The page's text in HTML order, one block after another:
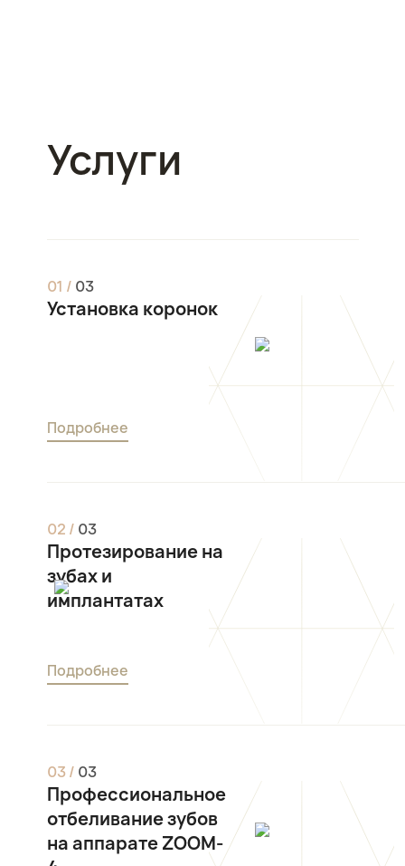
Услуги
01 / 03
Установка коронок
Подробнее
02 / 03
Протезирование на
зубах и
имплантатах
Подробнее
03/ 03
Профессиональное
отбеливание зубов
на аппарате ZOOM-